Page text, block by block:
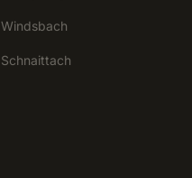
Windsbach
Schnaittach